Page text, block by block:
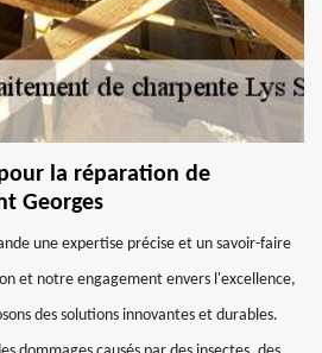
la réparation de
Georges
une expertise précise et un savoir-faire
et notre engagement envers l'excellence,
des solutions innovantes et durables.